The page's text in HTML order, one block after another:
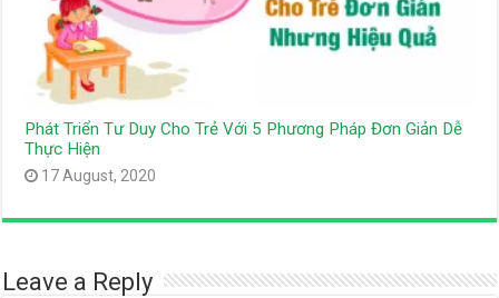
Phát Triển Tư Duy Cho Trẻ Với 5 Phương Pháp Đơn Giản Dễ
Thực Hiện
17 August, 2020
Leave a Reply